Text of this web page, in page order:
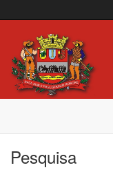
Pesquisa